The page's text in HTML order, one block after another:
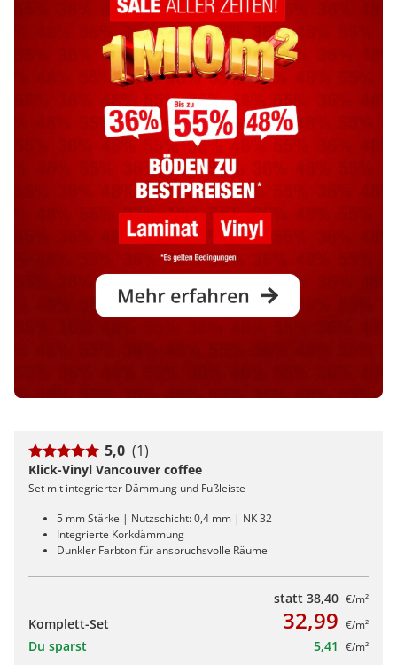
5,0 (1)
Klick-Vinyl Vancouver coffee
Set mit integrierter Dämmung und Fußleiste
5 mm Stärke | Nutzschicht: 0,4 mm | NK 32
Integrierte Korkdämmung
Dunkler Farbton für anspruchsvolle Räume
statt 38,40 €/m²
Komplett-Set 32,99 €/m²
Du sparst 5,41 €/m²